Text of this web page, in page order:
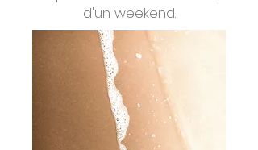
d'un weekend.